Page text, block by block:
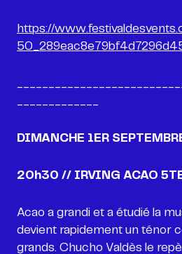
https://
DIMANCHE 1ER
20h30 // IRVING ACAO
Acao a grandi et a étudié la
devient rapidement un ténor
grands. Chucho Valdès le